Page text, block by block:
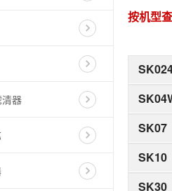
器
按机型查
SK07
SK10
SK30